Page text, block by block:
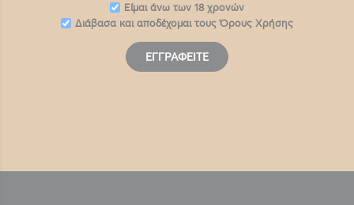
Eίμαι άνω των 18 χρονών
Διάβασα και αποδέχομαι τουςΌρους Χρήσης
ΕΓΓΡΑΦΕΊΤΕ